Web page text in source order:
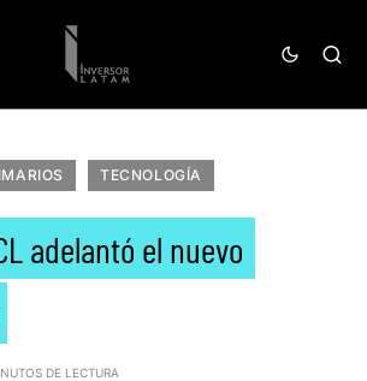
TECNOLOGÍA
adelantó el nuevo
DE LECTURA